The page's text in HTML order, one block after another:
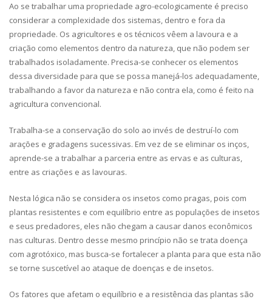
Ao se trabalhar uma propriedade agro-ecologicamente é preciso
considerar a complexidade dos sistemas, dentro e fora da
propriedade. Os agricultores e os técnicos vêem a lavoura e a
criação como elementos dentro da natureza, que não podem ser
trabalhados isoladamente. Precisa-se conhecer os elementos
dessa diversidade para que se possa manejá-los adequadamente,
trabalhando a favor da natureza e não contra ela, como é feito na
agricultura convencional.
Trabalha-se a conservação do solo ao invés de destruí-lo com
arações e gradagens sucessivas. Em vez de se eliminar os inços,
aprende-se a trabalhar a parceria entre as ervas e as culturas,
entre as criações e as lavouras.
Nesta lógica não se considera os insetos como pragas, pois com
plantas resistentes e com equilíbrio entre as populações de insetos
e seus predadores, eles não chegam a causar danos econômicos
nas culturas. Dentro desse mesmo princípio não se trata doença
com agrotóxico, mas busca-se fortalecer a planta para que esta não
se torne suscetível ao ataque de doenças e de insetos.
Os fatores que afetam o equilíbrio e a resistência das plantas são